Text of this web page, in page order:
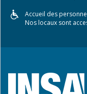
Accueil des
Nos locaux sont